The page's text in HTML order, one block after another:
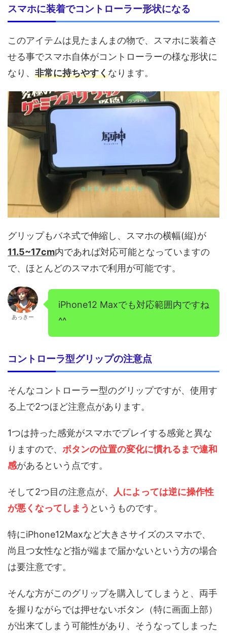
スマホに装着でコントローラー形状になる
このアイテムは見たまんまの物で、スマホに装着さ
せる事でスマホ自体がコントローラーの様な形状に
なり、 非常に持ちやすくなります。
グリップもバネ式で伸縮し、スマホの横幅(縦)が
11.5~17cm内であれば対応可能となっていますの
で、ほとんどのスマホで利用が可能です。
あっきー
iPhone12 Maxでも対応範囲内ですね
^^
コントローラ型グリップの注意点
そんなコントローラー型のグリップですが、使用す
る上で2つほど注意点があります。
1つは持った感覚がスマホでプレイする感覚と異な
りますので、 ボタンの位置の変化に慣れるまで違和
感があるという点です。
そして2つ目の注意点が、
人によっては逆に操作性
が悪くなってしまう というものです。
特にiPhone12Maxなど大きさサイズのスマホで、
尚且つ女性など指が端まで届かないという方の場合
は要注意です。
そんな方がこのグリップを購入してしまうと、両手
を握りながらでは押せないボタン（特に画面上部）
が出来てしまう可能性があり、そうなってしまった